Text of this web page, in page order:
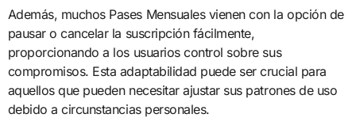
Además, muchos Pases Mensuales vienen con la opción de
pausar o cancelar la suscripción fácilmente,
proporcionando a los usuarios control sobre sus
compromisos. Esta adaptabilidad puede ser crucial para
aquellos que pueden necesitar ajustar sus patrones de uso
debido a circunstancias personales.